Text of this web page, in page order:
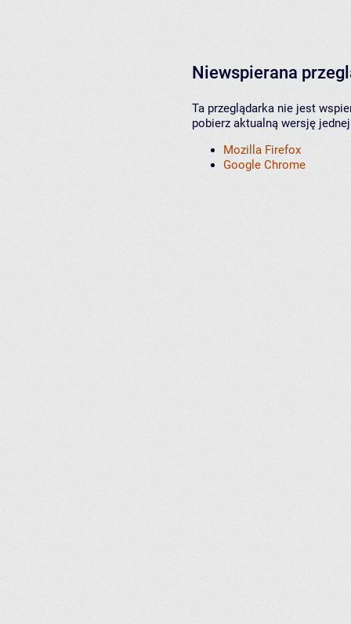
Niewspierana
Ta przeglądarka nie jest
pobierz aktualną wersję
Mozilla Firefox
Google Chrome